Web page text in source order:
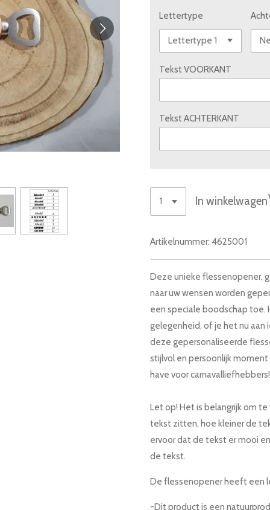
Lettertype
Tekst VOORKANT
Tekst ACHTERKANT
In winkelwagen
Artikelnummer: 4625001
Deze unieke flessenopener,
naar uw wensen worden
een speciale boodschap toe.
gelegenheid, of je het nu
deze gepersonaliseerde
stijlvol en persoonlijk
have voor carnavalliefhebbers!
Let op! Het is belangrijk om
tekst zitten, hoe kleiner de
ervoor dat de tekst er mooi
de tekst.
De flessenopener heeft een
-Dit product is een